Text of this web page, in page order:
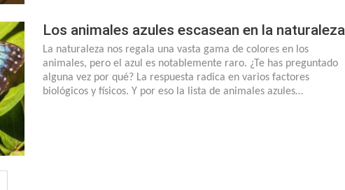
Los animales azules escasean en la naturaleza
La naturaleza nos regala una vasta gama de colores en los
animales, pero el azul es notablemente raro. ¿Te has preguntado
alguna vez por qué? La respuesta radica en varios factores
biológicos y físicos. Y por eso la lista de animales azules…